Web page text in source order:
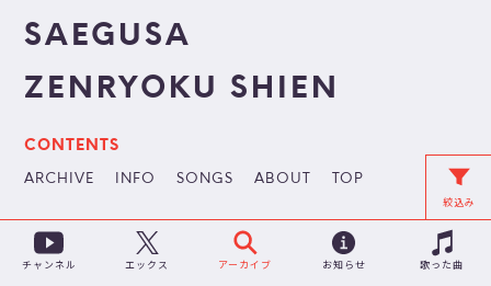
絞込み
チャンネル エックス アーカイブ お知らせ 歌った曲
SAEGUSA
ZENRYOKU SHIEN
CONTENTS
ARCHIVE INFO SONGS ABOUT TOP